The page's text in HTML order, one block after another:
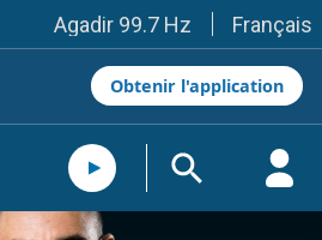
Agadir 99.7 Hz
Tanger 103.3 Hz
Tétouan 87.8 Hz
Fès 98.8 Hz
Meknès 97.2 Hz
El Jadida 97.3
Settat 104,6
Essaouira 96.6
Français
Obtenir l'application